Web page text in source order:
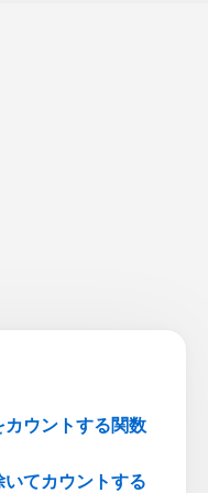
ウントする関数
てカウントする